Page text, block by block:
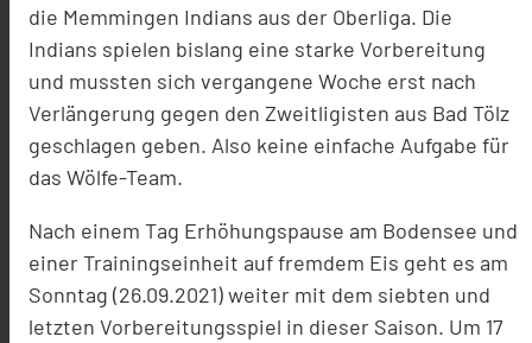
die Memmingen Indians aus der Oberliga. Die
Indians spielen bislang eine starke Vorbereitung
und mussten sich vergangene Woche erst nach
Verlängerung gegen den Zweitligisten aus Bad Tölz
geschlagen geben. Also keine einfache Aufgabe für
das Wölfe-Team.
Nach einem Tag Erhöhungspause am Bodensee und
einer Trainingseinheit auf fremdem Eis geht es am
Sonntag (26.09.2021) weiter mit dem siebten und
letzten Vorbereitungsspiel in dieser Saison. Um 17